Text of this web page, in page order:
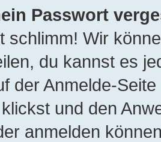
Passwort
schlimm! Wir
du kannst es
der Anmelde-
und den
anmelden